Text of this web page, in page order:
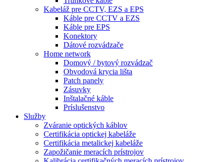
Kabeláž pre CCTV, EZS a EPS
Káble pre CCTV a EZS
Káble pre EPS
Konektory
Dátové rozvádzače
Home network
Domový / bytový rozvádzač
Obvodová krycia lišta
Patch panely
Zásuvky
Inštalačné káble
Príslušenstvo
Služby
Zváranie optických káblov
Certifikácia optickej kabeláže
Certifikácia metalickej kabeláže
Zapožičanie meracích prístrojov